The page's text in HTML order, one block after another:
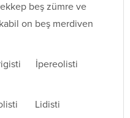
beş zümre ve
on beş merdiven
İpereolisti
Lidisti